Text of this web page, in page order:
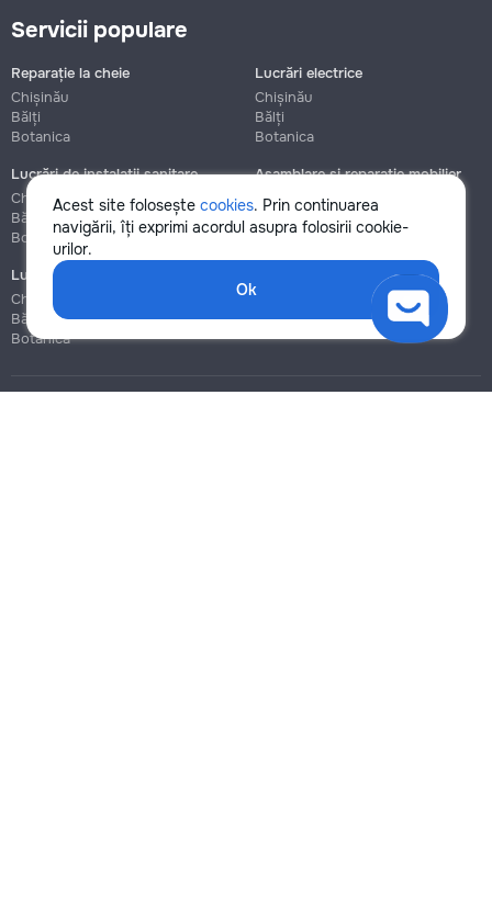
Acest site folosește cookies. Prin continuarea
navigării, îți exprimi acordul asupra folosirii cookie-
urilor.
Ok
Servicii populare
Reparație la cheie
Chișinău
Bălți
Botanica
Lucrări electrice
Chișinău
Bălți
Botanica
Lucrări de instalații sanitare
Chișinău
Bălți
Botanica
Asamblare și reparație mobilier
Chișinău
Botanica
Lucrări de construcție și instalare
Chișinău
Bălți
Botanica